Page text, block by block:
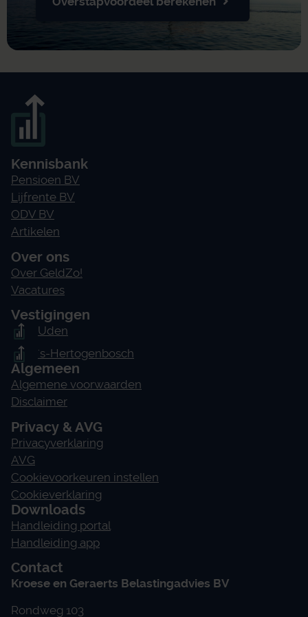
Kennisbank
Pensioen BV
Lijfrente BV
ODV BV
Artikelen
Over ons
Over GeldZo!
Vacatures
Vestigingen
Uden
's-Hertogenbosch
Algemeen
Algemene voorwaarden
Disclaimer
Privacy & AVG
Privacyverklaring
AVG
Cookievoorkeuren instellen
Cookieverklaring
Downloads
Handleiding portal
Handleiding app
Contact
Kroese en Geraerts Belastingadvies BV
Rondweg 103